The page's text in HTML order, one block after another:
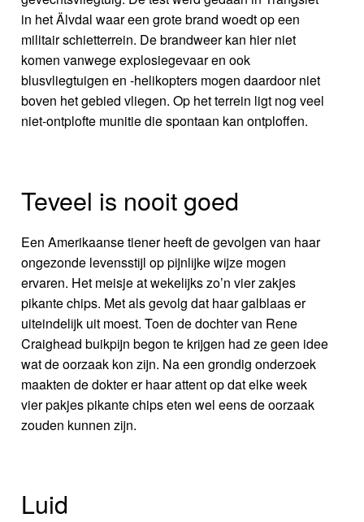
in het Älvdal waar een grote brand woedt op een
militair schietterrein. De brandweer kan hier niet
komen vanwege explosiegevaar en ook
blusvliegtuigen en -helikopters mogen daardoor niet
boven het gebied vliegen. Op het terrein ligt nog veel
niet-ontplofte munitie die spontaan kan ontploffen.
Teveel is nooit goed
Een Amerikaanse tiener heeft de gevolgen van haar
ongezonde levensstijl op pijnlijke wijze mogen
ervaren. Het meisje at wekelijks zo’n vier zakjes
pikante chips. Met als gevolg dat haar galblaas er
uiteindelijk uit moest. Toen de dochter van Rene
Craighead buikpijn begon te krijgen had ze geen idee
wat de oorzaak kon zijn. Na een grondig onderzoek
maakten de dokter er haar attent op dat elke week
vier pakjes pikante chips eten wel eens de oorzaak
zouden kunnen zijn.
Luid